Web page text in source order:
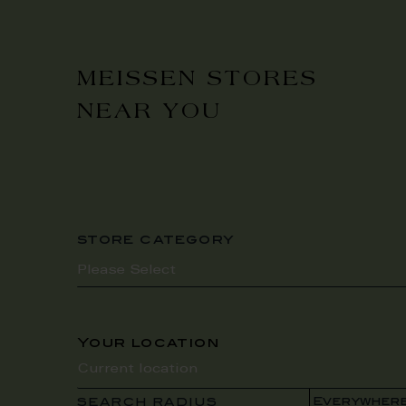
MEISSEN STORES
NEAR YOU
store category
Your location
SEARCH RADIUS